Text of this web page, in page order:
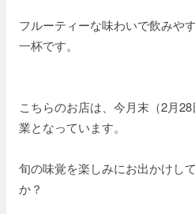
フルーティーな味わいで飲みや
一杯です。
こちらのお店は、今月末（2月
業となっています。
旬の味覚を楽しみにお出かけし
か？